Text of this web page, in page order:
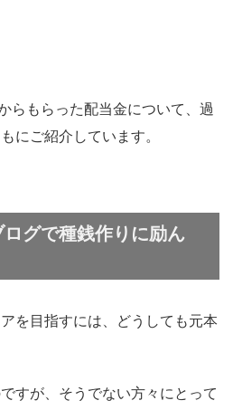
らもらった配当金について、過
にご紹介しています。
ログで種銭作りに励ん
を目指すには、どうしても元本
すが、そうでない方々にとって